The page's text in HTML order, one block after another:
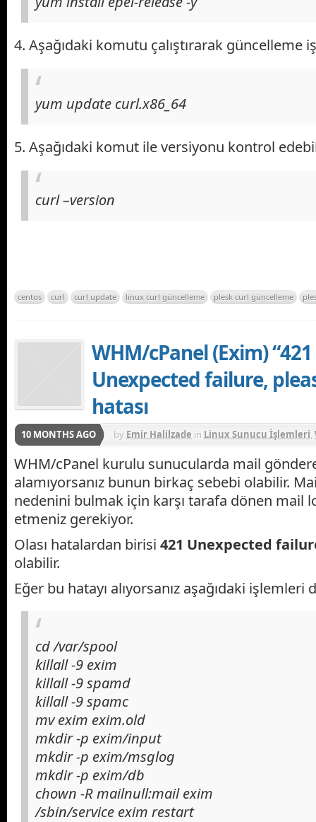
4. Aşağıdaki komutu çalıştırarak güncelleme
yum update curl.x86_64
5. Aşağıdaki komut ile versiyonu kontrol
curl –version
centos curl curl update linux curl güncelleme plesk curl güncelleme
WHM/cPanel (Exim) “421
Unexpected failure,
hatası
10 MONTHS AGO by Emir Halilzade in Linux Sunucu İşlemleri,
WHM/cPanel kurulu sunucularda mail
alamıyorsanız bunun birkaç sebebi olabilir.
nedenini bulmak için karşı tarafa dönen mail
etmeniz gerekiyor.
Olası hatalardan birisi 421 Unexpected
olabilir.
Eğer bu hatayı alıyorsanız aşağıdaki işlemleri
cd /var/spool
killall -9 exim
killall -9 spamd
killall -9 spamc
mv exim exim.old
mkdir -p exim/input
mkdir -p exim/msglog
mkdir -p exim/db
chown -R mailnull:mail exim
/sbin/service exim restart